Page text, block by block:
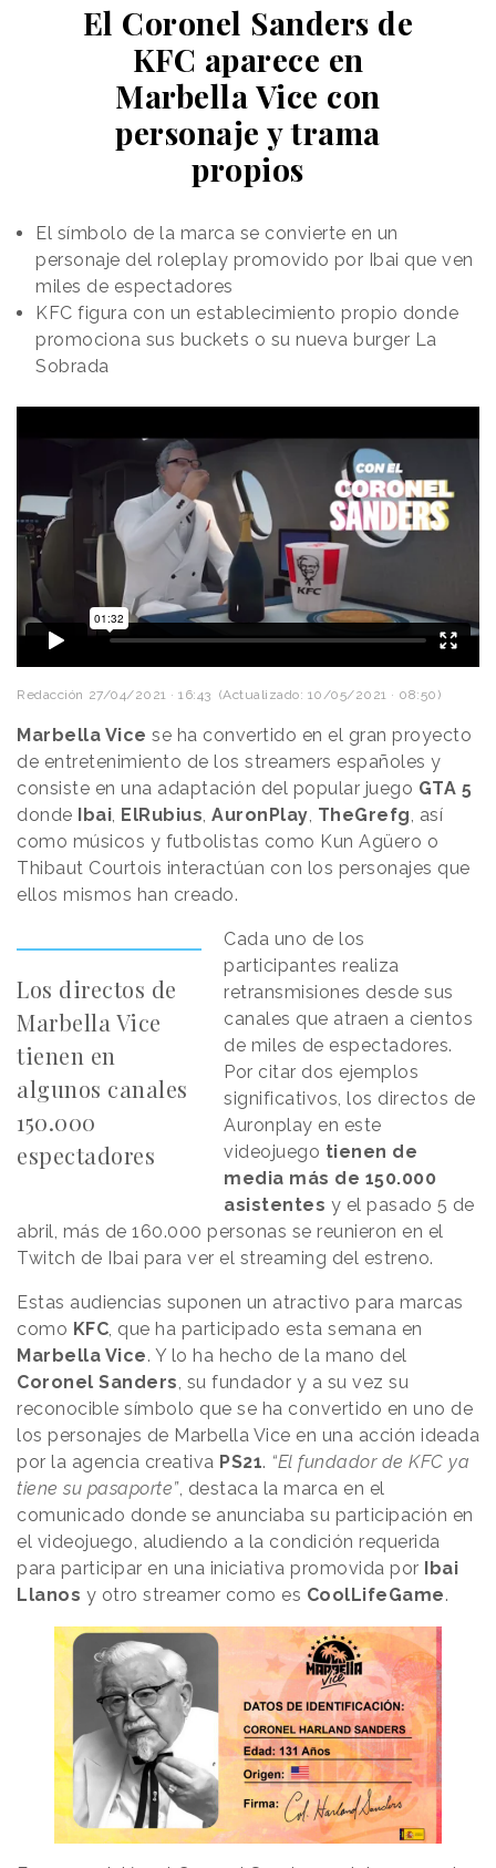
El Coronel Sanders de
KFC aparece en
Marbella Vice con
personaje y trama
propios
El símbolo de la marca se convierte en un
personaje del roleplay promovido por Ibai que ven
miles de espectadores
KFC figura con un establecimiento propio donde
promociona sus buckets o su nueva burger La
Sobrada
Redacción 27/04/2021 · 16:43 (Actualizado: 10/05/2021 · 08:50)
Marbella Vice se ha convertido en el gran proyecto
de entretenimiento de los streamers españoles y
consiste en una adaptación del popular juego GTA 5
donde Ibai, ElRubius, AuronPlay, TheGrefg, así
como músicos y futbolistas como Kun Agüero o
Thibaut Courtois interactúan con los personajes que
ellos mismos han creado.
Los directos de
Marbella Vice
tienen en
algunos canales
150.000
espectadores
Cada uno de los
participantes realiza
retransmisiones desde sus
canales que atraen a cientos
de miles de espectadores.
Por citar dos ejemplos
significativos, los directos de
Auronplay en este
videojuego tienen de
media más de 150.000
asistentes y el pasado 5 de
abril, más de 160.000 personas se reunieron en el
Twitch de Ibai para ver el streaming del estreno.
Estas audiencias suponen un atractivo para marcas
como KFC, que ha participado esta semana en
Marbella Vice. Y lo ha hecho de la mano del
Coronel Sanders, su fundador y a su vez su
reconocible símbolo que se ha convertido en uno de
los personajes de Marbella Vice en una acción ideada
por la agencia creativa PS21. “El fundador de KFC ya
tiene su pasaporte”, destaca la marca en el
comunicado donde se anunciaba su participación en
el videojuego, aludiendo a la condición requerida
para participar en una iniciativa promovida por Ibai
Llanos y otro streamer como es CoolLifeGame.